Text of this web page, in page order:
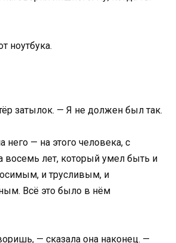
ноутбука.
затылок. — Я не должен был так.
него — на этого человека, с
лет, который умел быть и
и трусливым, и
Всё это было в нём
— сказала она наконец. —